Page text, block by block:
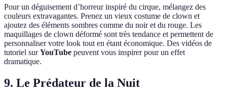
Pour un déguisement d’horreur inspiré du cirque, mélangez des
couleurs extravagantes. Prenez un vieux costume de clown et
ajoutez des éléments sombres comme du noir et du rouge. Les
maquillages de clown déformé sont très tendance et permettent de
personnaliser votre look tout en étant économique. Des vidéos de
tutoriel surYouTube peuvent vous inspirer pour un effet
dramatique.
9. Le Prédateur de la Nuit